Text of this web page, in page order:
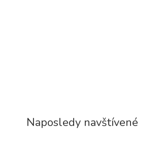
Naposledy navštívené